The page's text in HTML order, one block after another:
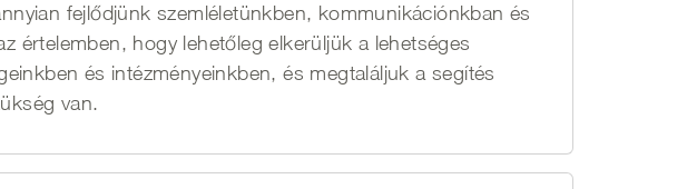
fejlődjünk szemléletünkben, kommunikációnkban és
értelemben, hogy lehetőleg elkerüljük a lehetséges
és intézményeinkben, és megtaláljuk a segítés
van.